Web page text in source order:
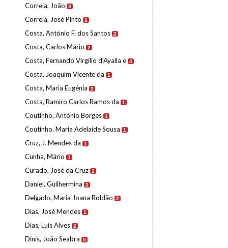
Correia, João 3
Correia, José Pinto 1
Costa, António F. dos Santos 2
Costa, Carlos Mário 2
Costa, Fernando Virgílio d'Ayalla e 4
Costa, Joaquim Vicente da 1
Costa, Maria Eugénia 2
Costa, Ramiro Carlos Ramos da 1
Coutinho, António Borges 1
Coutinho, Maria Adelaide Sousa 1
Cruz, J. Mendes da 1
Cunha, Mário 1
Curado, José da Cruz 2
Daniel, Guilhermina 2
Delgado, Maria Joana Roldão 2
Dias, José Mendes 1
Dias, Luís Alves 2
Dinis, João Seabra 5